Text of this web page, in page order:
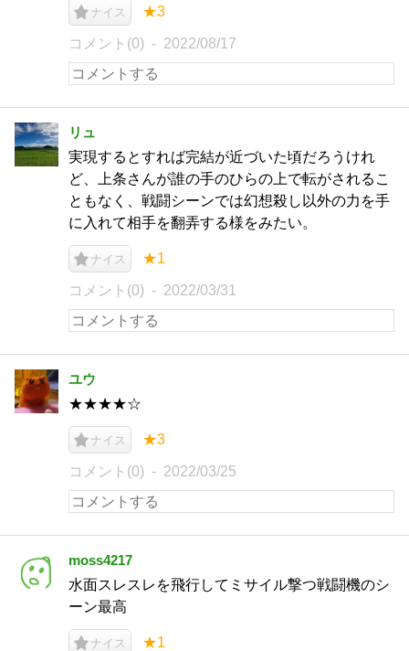
ナイス ★3
コメント(0) 2022/08/17
リュ
実現するとすれば完結が近づいた頃だろうけれ
ど、上条さんが誰の手のひらの上で転がされるこ
ともなく、戦闘シーンでは幻想殺し以外の力を手
に入れて相手を翻弄する様をみたい。
ナイス ★1
コメント(0) 2022/03/31
ユウ
★★★★☆
ナイス ★3
コメント(0) 2022/03/25
moss4217
水面スレスレを飛行してミサイル撃つ戦闘機のシ
ーン最高
ナイス ★1